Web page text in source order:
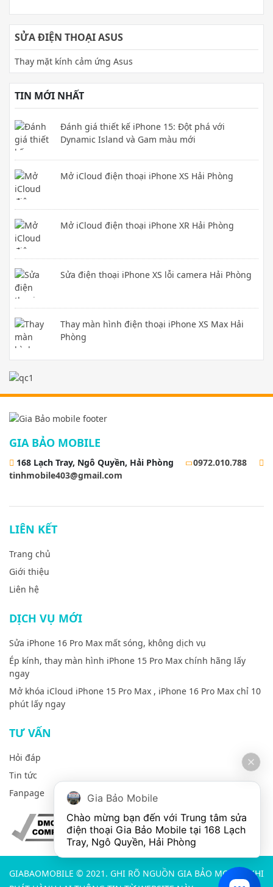
SỬA ĐIỆN THOẠI ASUS
Thay mặt kính cảm ứng Asus
TIN MỚI NHẤT
Đánh giá thiết kế iPhone 15: Đột phá với
Dynamic Island và Gam màu mới
Mở iCloud điện thoại iPhone XS Hải Phòng
Mở iCloud điện thoại iPhone XR Hải Phòng
Sửa điện thoại iPhone XS lỗi camera Hải Phòng
Thay màn hình điện thoại iPhone XS Max Hải
Phòng
GIA BẢO MOBILE
168 Lạch Tray, Ngô Quyền, Hải Phòng
0972.010.788
tinhmobile403@gmail.com
LIÊN KẾT
Trang chủ
Giới thiệu
Liên hệ
DỊCH VỤ MỚI
Sửa iPhone 16 Pro Max mất sóng, không dịch vụ
Ép kính, thay màn hình iPhone 15 Pro Max chính hãng lấy
ngay
Mở khóa iCloud iPhone 15 Pro Max , iPhone 16 Pro Max chỉ 10
phút lấy ngay
TƯ VẤN
Hỏi đáp
Tin tức
Fanpage
GIABAOMOBILE © 2021. GHI RÕ NGUỒN GIA BẢO MOBILE KHI
Gia Bảo Mobile
Chào mừng bạn đến với Trung tâm sửa
điện thoại Gia Bảo Mobile tại 168 Lạch
Tray, Ngô Quyền, Hải Phòng